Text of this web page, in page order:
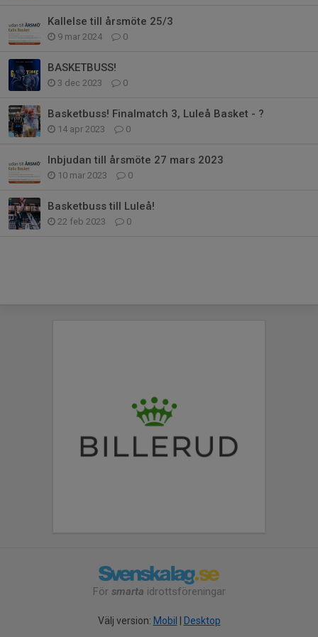
Kallelse till årsmöte 25/3
9 mar 2024 0
BASKETBUSS!
3 dec 2023 0
Basketbuss! Finalmatch 3, Luleå Basket - ?
14 apr 2023 0
Inbjudan till årsmöte 27 mars 2023
10 mar 2023 0
Basketbuss till Luleå!
22 feb 2023 0
För smarta idrottsföreningar
Välj version: Mobil Desktop